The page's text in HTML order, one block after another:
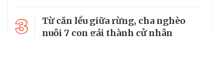
3
Từ căn lều giữa rừng, cha nghèo
nuôi 7 con gái thành cử nhân